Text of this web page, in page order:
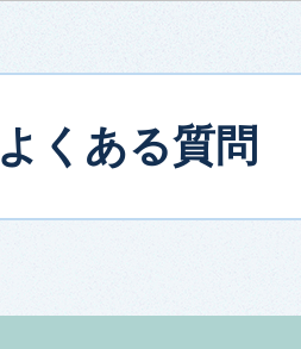
よくある質問